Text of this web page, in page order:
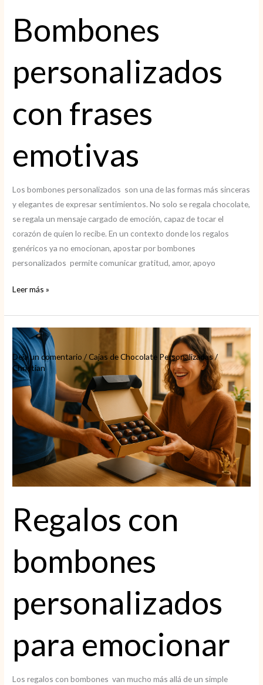
Bombones
personalizados
con frases
emotivas
Los bombones personalizados son una de las formas más sinceras
y elegantes de expresar sentimientos. No solo se regala chocolate,
se regala un mensaje cargado de emoción, capaz de tocar el
corazón de quien lo recibe. En un contexto donde los regalos
genéricos ya no emocionan, apostar por bombones
personalizados permite comunicar gratitud, amor, apoyo
Bombones
con
frases
emotivas
Leer más »
Regalos con
bombones
personalizados
para emocionar
Deja un comentario /Cajas de Chocolate Personalizadas/
Christian
Los regalos con bombones van mucho más allá de un simple